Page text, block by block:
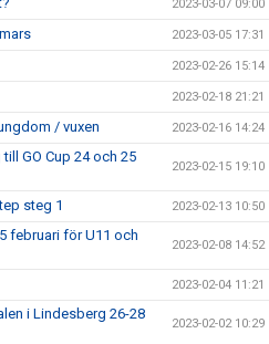
2023-03-07 09:00
2023-03-05 17:31
2023-02-26 15:14
2023-02-18 21:21
/ vuxen 2023-02-16 14:24
GO Cup 24 och 25
2023-02-15 19:10
steg 1 2023-02-13 10:50
februari för U11 och
2023-02-08 14:52
2023-02-04 11:21
i Lindesberg 26-28
2023-02-02 10:29